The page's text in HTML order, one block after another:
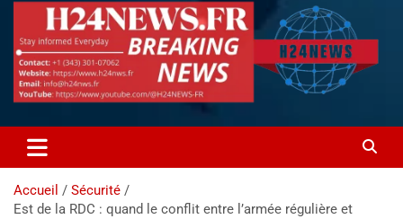
Accueil
Sécurité
Est de la RDC : quand le conflit entre l’armée régulière et